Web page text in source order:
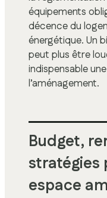
équipements
décence du
énergétique. Un
peut plus être
indispensable
l’aménagement.
Budget,
stratégies
espace